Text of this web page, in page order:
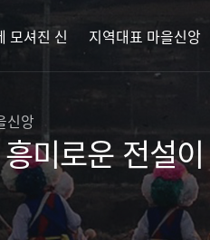
모셔진 신 지역대표 마을신앙
신앙
미로운 전설